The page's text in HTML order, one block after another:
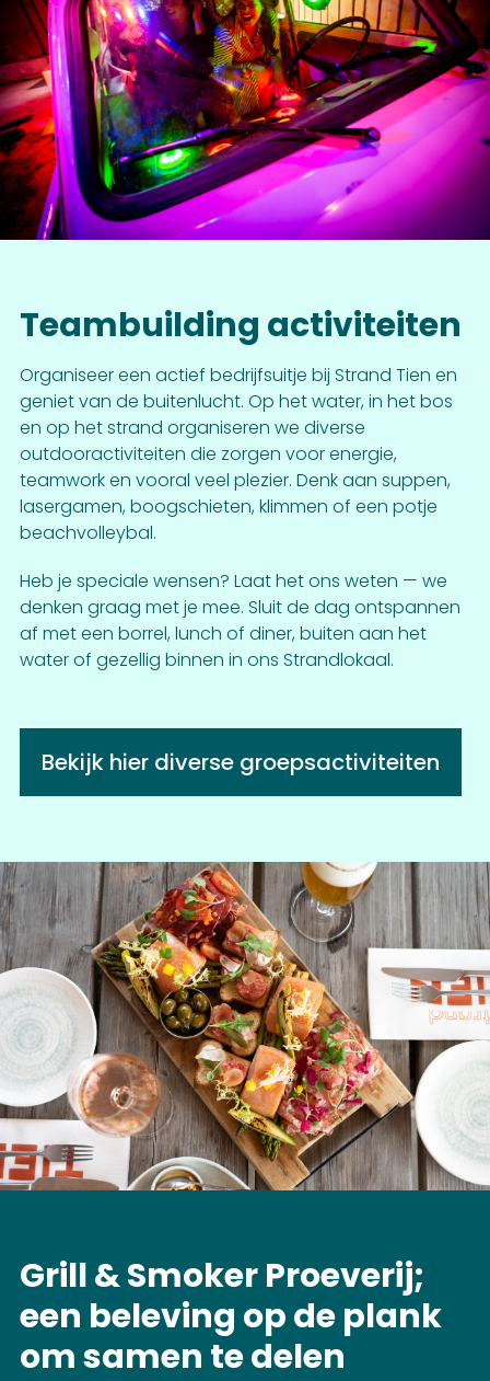
Teambuilding activiteiten
Organiseer een actief bedrijfsuitje bij Strand Tien en
geniet van de buitenlucht. Op het water, in het bos
en op het strand organiseren we diverse
outdooractiviteiten die zorgen voor energie,
teamwork en vooral veel plezier. Denk aan suppen,
lasergamen, boogschieten, klimmen of een potje
beachvolleybal.
Heb je speciale wensen? Laat het ons weten — we
denken graag met je mee. Sluit de dag ontspannen
af met een borrel, lunch of diner, buiten aan het
water of gezellig binnen in ons Strandlokaal.
Bekijk hier diverse groepsactiviteiten
Grill & Smoker Proeverij;
een beleving op de plank
om samen te delen